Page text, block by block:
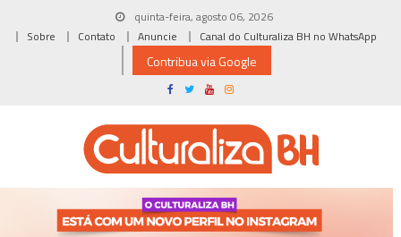
quinta-feira, agosto 06, 2026
Sobre
Contato Anuncie Canal do Culturaliza BH no WhatsApp
Contribua via Google